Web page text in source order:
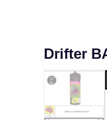
Drifter